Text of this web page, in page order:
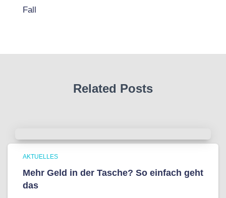
Fall
Related Posts
AKTUELLES
Mehr Geld in der Tasche? So einfach geht
das